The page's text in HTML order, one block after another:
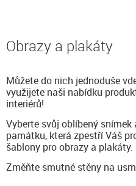
Obrazy a plakáty
Můžete do nich jednoduše
využijete naši nabídku
interiérů!
Vyberte svůj oblíbený
památku, která zpestří Váš
šablony pro obrazy a plakáty.
Změňte smutné stěny na